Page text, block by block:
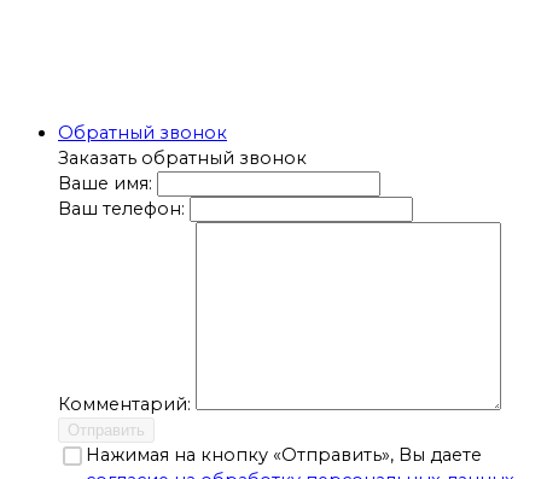
Обратный звонок
Заказать обратный звонок
Ваше имя:
Ваш телефон:
Комментарий:
Отправить
Нажимая на кнопку «Отправить», Вы даете